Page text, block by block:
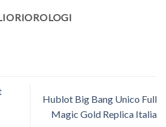
Hublot Big Bang Unico Full
Magic Gold Replica Italia